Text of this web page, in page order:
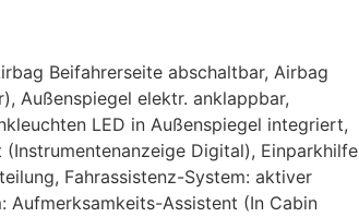
Beifahrerseite abschaltbar, Airbag
Außenspiegel elektr. anklappbar,
LED in Außenspiegel integriert,
Digital), Einparkhilfe
Fahrassistenz-System: aktiver
Aufmerksamkeits-Assistent (In Cabin